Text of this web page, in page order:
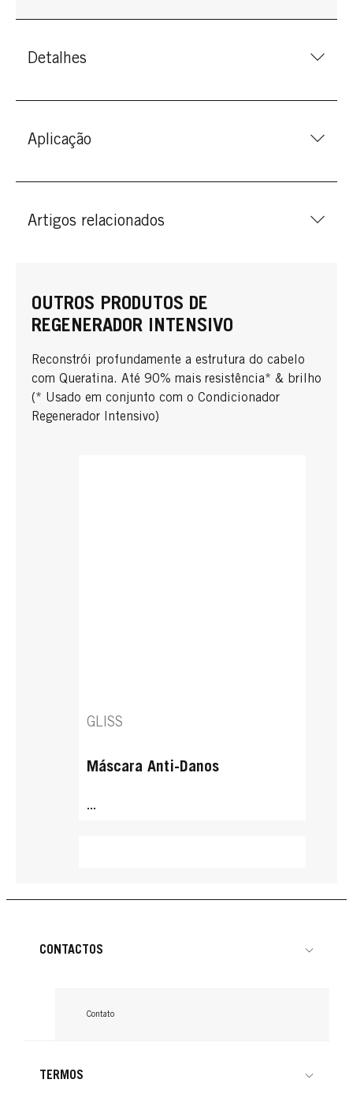
Detalhes
Aplicação
Artigos relacionados
OUTROS PRODUTOS DE
REGENERADOR INTENSIVO
Reconstrói profundamente a estrutura do cabelo
com Queratina. Até 90% mais resistência* & brilho
(* Usado em conjunto com o Condicionador
Regenerador Intensivo)
GLISS
Máscara Anti-Danos
...
CONTACTOS
Contato
TERMOS